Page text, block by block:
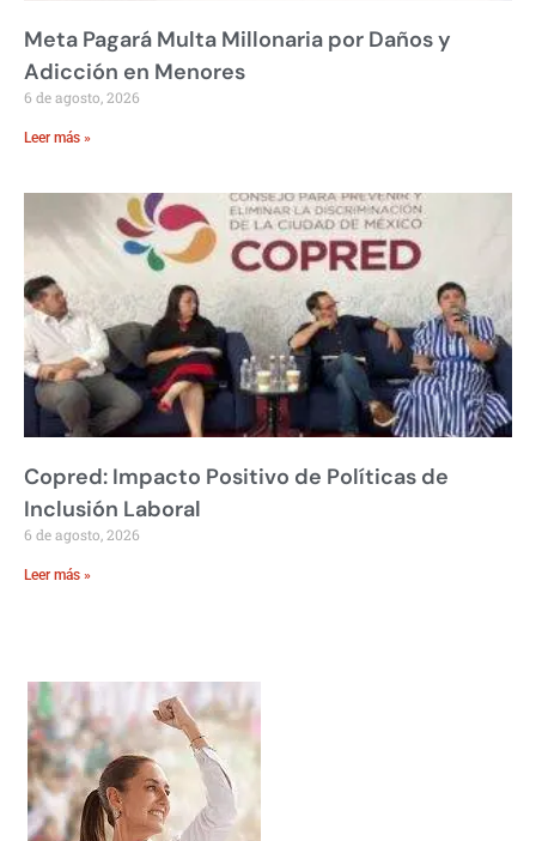
Meta Pagará Multa Millonaria por Daños y
Adicción en Menores
6 de agosto, 2026
Leer más »
Copred: Impacto Positivo de Políticas de
Inclusión Laboral
6 de agosto, 2026
Leer más »